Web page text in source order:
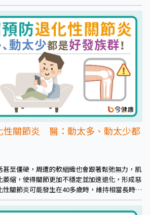
性關節炎 醫：動太多、動太少都
甚至僵硬，周遭的軟組織也會跟著鬆弛無力，肌
萎縮，使得關節更加不穩定並加速退化，形成惡
關節炎可能發生在40多歲時，維持相當長時
快速惡化，就是這個道理。 因此，當關節出現
能減少將來惡化的機會。